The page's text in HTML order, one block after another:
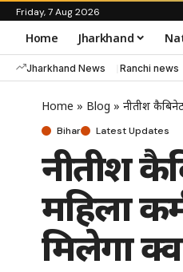
Friday, 7 Aug 2026
Home Jharkhand
Jharkhand News Ranchi news
Home » Blog » नीतीश
Bihar Latest Updates
नीतीश
महिला
मिलेगा